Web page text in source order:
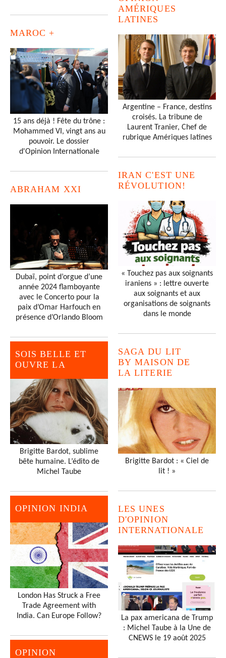
MAROC +
15 ans déjà ! Fête du trône :
Mohammed VI, vingt ans au
pouvoir. Le dossier
d'Opinion Internationale
ABRAHAM XXI
Dubaï, point d’orgue d’une
année 2024 flamboyante
avec le Concerto pour la
paix d’Omar Harfouch en
présence d’Orlando Bloom
SOIS BELLE ET
OUVRE LA
Brigitte Bardot, sublime
bête humaine. L’édito de
Michel Taube
OPINION INDIA
London Has Struck a Free
Trade Agreement with
India. Can Europe Follow?
OPINION
AMÉRIQUES
LATINES
Argentine – France, destins
croisés. La tribune de
Laurent Tranier, Chef de
rubrique Amériques latines
IRAN C'EST UNE
RÉVOLUTION!
« Touchez pas aux soignants
iraniens » : lettre ouverte
aux soignants et aux
organisations de soignants
dans le monde
SAGA DU LIT
BY MAISON DE
LA LITERIE
Brigitte Bardot : « Ciel de
lit ! »
LES UNES
D'OPINION
INTERNATIONALE
La pax americana de Trump
: Michel Taube à la Une de
CNEWS le 19 août 2025